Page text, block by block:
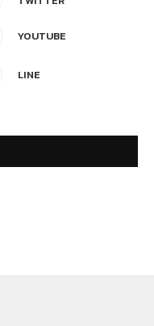
YOUTUBE
LINE